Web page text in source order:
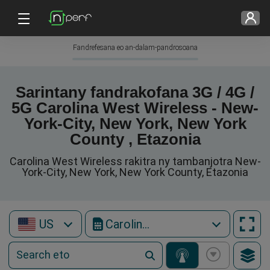
Fandrefesana eo an-dalam-pandrosoana
Sarintany fandrakofana 3G / 4G /
5G Carolina West Wireless - New-
York-City, New York, New York
County , Etazonia
Carolina West Wireless rakitra ny tambanjotra New-
York-City, New York, New York County, Etazonia
US Carolina West Wireless